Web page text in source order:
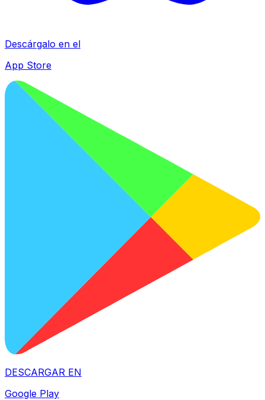
Descárgalo en el
App Store
DESCARGAR EN
Google Play